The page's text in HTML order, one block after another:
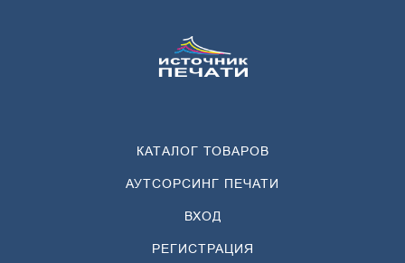
КАТАЛОГ ТОВАРОВ
АУТСОРСИНГ ПЕЧАТИ
ВХОД
РЕГИСТРАЦИЯ